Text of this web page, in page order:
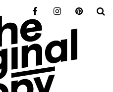
FacebookInstagramPinterest